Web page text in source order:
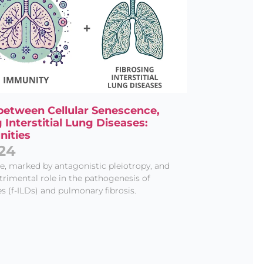
Cellular Senescence,
Lung Diseases:
marked by antagonistic pleiotropy, and
role in the pathogenesis of
(f-ILDs) and pulmonary fibrosis.